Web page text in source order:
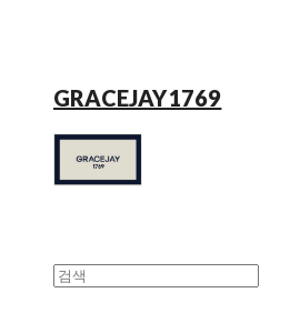
GRACEJAY1769